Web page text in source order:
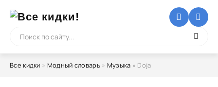
Все кидки » Модный словарь» Музыка » Doja